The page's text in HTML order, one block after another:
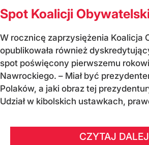
Spot Koalicji
W rocznicę zaprzysiężenia Koalicja
opublikowała również
spot poświęcony pierwszemu
Nawrockiego. – Miał być
Polaków, a jaki obraz tej
Udział w kibolskich ustawkach,
CZYTAJ DALEJ